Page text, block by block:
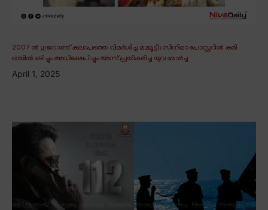
2007 ൽ ഗുജറാത്ത് കലാപത്തെ വിമർശിച്ച മമ്മൂട്ടി; സിനിമാ പോസ്റ്ററിൽ കരി
ഓയിൽ ഒഴിച്ചും അധിക്ഷേപിച്ചും അന്ന് പ്രതികരിച്ച യുവ മോർച്ച
April 1, 2025